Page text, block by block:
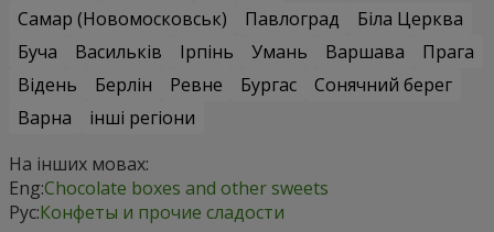
Самар (Новомосковськ)
Павлоград
Біла Церква
Буча
Васильків Ірпінь Умань Варшава
Прага
Відень
Берлін Ревне Бургас
Сонячний берег
Варна
інші регіони
На інших мовах:
Eng:Chocolate boxes and other sweets
Рус:Конфеты и прочие сладости